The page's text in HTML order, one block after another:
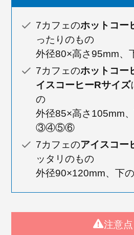
7カフェのホットコー
ったりのもの
外径80×高さ95mm
7カフェのホットコー
イスコーヒーRサイズ
の
外径85×高さ105mm
③④⑤⑥
7カフェのアイスコー
ッタリのもの
外径90×120mm、下
注意点